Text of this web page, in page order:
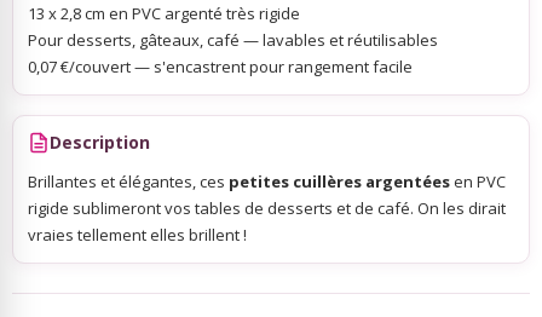
13 x 2,8 cm en PVC argenté très rigide
Pour desserts, gâteaux, café — lavables et réutilisables
0,07 €/couvert — s'encastrent pour rangement facile
Description
Brillantes et élégantes, ces petites cuillères argentéesen PVC
rigide sublimeront vos tables de desserts et de café. On les dirait
vraies tellement elles brillent !